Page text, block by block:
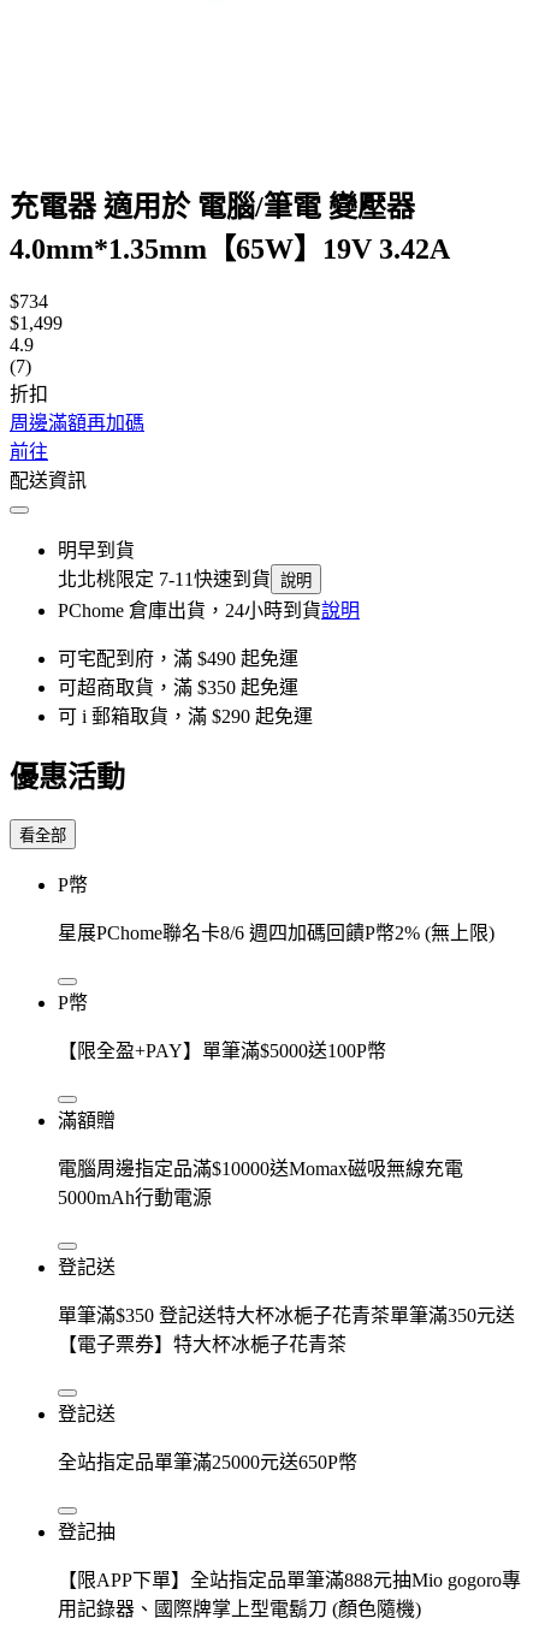
充電器 適用於 電腦/筆電 變壓器
4.0mm*1.35mm【65W】19V 3.42A
$734
$1,499
4.9
(7)
折扣
周邊滿額再加碼
前往
配送資訊
明早到貨
北北桃限定 7-11快速到貨 說明
PChome 倉庫出貨，24小時到貨說明
可宅配到府，滿 $490 起免運
可超商取貨，滿 $350 起免運
可 i 郵箱取貨，滿 $290 起免運
優惠活動
看全部
P幣
星展PChome聯名卡8/6 週四加碼回饋P幣2% (無上限)
P幣
【限全盈+PAY】單筆滿$5000送100P幣
滿額贈
電腦周邊指定品滿$10000送Momax磁吸無線充電
5000mAh行動電源
登記送
單筆滿$350 登記送特大杯冰梔子花青茶單筆滿350元送
【電子票券】特大杯冰梔子花青茶
登記送
全站指定品單筆滿25000元送650P幣
登記抽
【限APP下單】全站指定品單筆滿888元抽Mio gogoro專
用記錄器、國際牌掌上型電鬍刀 (顏色隨機)